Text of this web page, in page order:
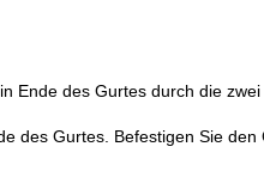
Ende des Gurtes durch die
des Gurtes. Befestigen Sie den